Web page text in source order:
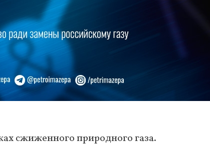
сжиженного природного газа.